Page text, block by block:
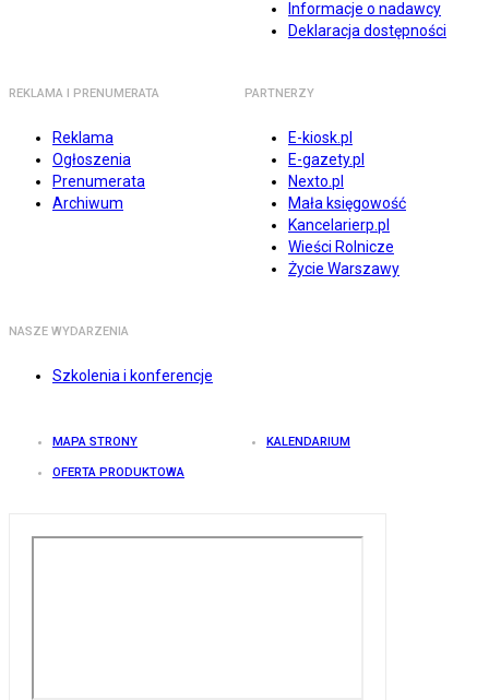
Informacje o nadawcy
Deklaracja dostępności
REKLAMA I PRENUMERATA
Reklama
Ogłoszenia
Prenumerata
Archiwum
PARTNERZY
E-kiosk.pl
E-gazety.pl
Nexto.pl
Mała księgowość
Kancelarierp.pl
Wieści Rolnicze
Życie Warszawy
NASZE WYDARZENIA
Szkolenia i konferencje
MAPA STRONY KALENDARIUM
OFERTA PRODUKTOWA